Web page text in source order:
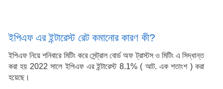
ইপিএফ এর ইন্টারেস্ট রেট কমানোর কারণ কী?
ইপিএফ নিয়ে শনিবারে মিটিং করে সেন্ট্রাল বোর্ড অফ ট্রাস্টস ও মিটিং এ সিদ্ধান্ত
করা হয় 2022 সালে ইপিএফ এর ইন্টারেস্ট 8.1% ( আট. এক শতাংশ ) করা
হয়েছে।